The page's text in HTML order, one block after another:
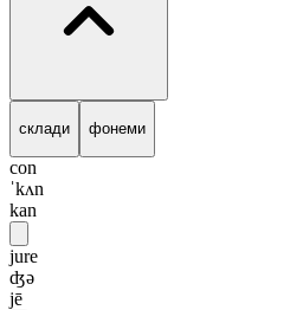
склади фонеми
con
ˈkʌn
kan
jure
ʤə
jē